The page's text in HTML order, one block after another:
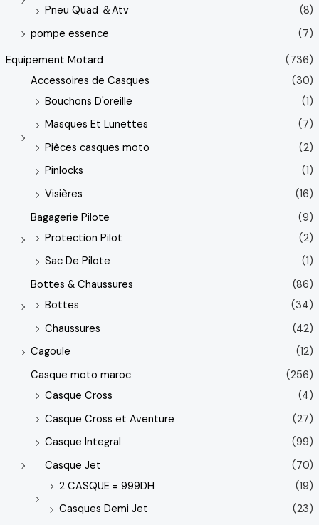
Pneu Quad ＆Atv
(8)
pompe essence
(7)
Equipement Motard
(736)
Accessoires de Casques
(30)
Bouchons D'oreille
(1)
Masques Et Lunettes
(7)
Pièces casques moto
(2)
Pinlocks
(1)
Visières
(16)
Bagagerie Pilote
(9)
Protection Pilot
(2)
Sac De Pilote
(1)
Bottes & Chaussures
(86)
Bottes
(34)
Chaussures
(42)
Cagoule
(12)
Casque moto maroc
(256)
Casque Cross
(4)
Casque Cross et Aventure
(27)
Casque Integral
(99)
Casque Jet
(70)
2 CASQUE = 999DH
(19)
Casques Demi Jet
(23)